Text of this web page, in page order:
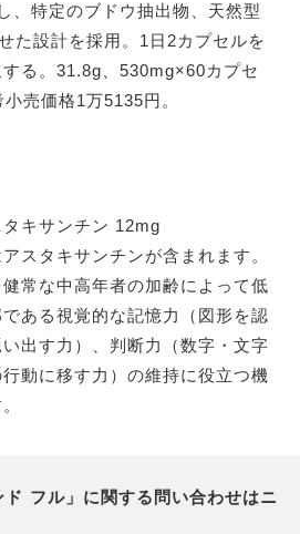
、特定のブドウ抽出物、天然型
た設計を採用。1日2カプセルを
る。31.8g、530mg×60カプセ
売価格1万5135円。
キサンチン 12mg
スタキサンチンが含まれます。
常な中高年者の加齢によって低
ある視覚的な記憶力（図形を認
出す力）、判断力（数字・文字
動に移す力）の維持に役立つ機
フル」に関する問い合わせはニ